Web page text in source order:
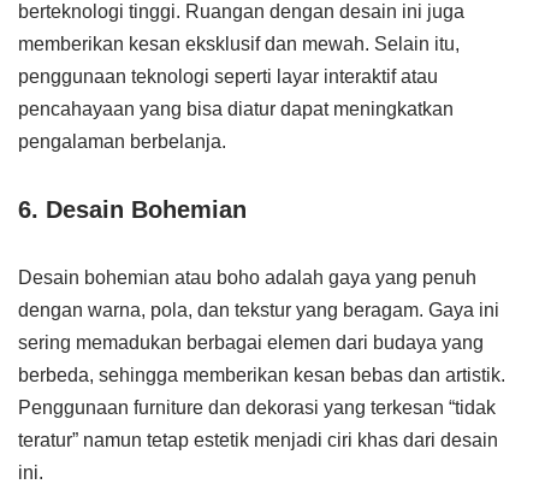
berteknologi tinggi. Ruangan dengan desain ini juga
memberikan kesan eksklusif dan mewah. Selain itu,
penggunaan teknologi seperti layar interaktif atau
pencahayaan yang bisa diatur dapat meningkatkan
pengalaman berbelanja.
6. Desain Bohemian
Desain bohemian atau boho adalah gaya yang penuh
dengan warna, pola, dan tekstur yang beragam. Gaya ini
sering memadukan berbagai elemen dari budaya yang
berbeda, sehingga memberikan kesan bebas dan artistik.
Penggunaan furniture dan dekorasi yang terkesan “tidak
teratur” namun tetap estetik menjadi ciri khas dari desain
ini.